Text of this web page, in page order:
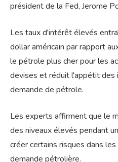
président de la Fed, Jerome
Les taux d'intérêt élevés
dollar américain par rapport
le pétrole plus cher pour les
devises et réduit l'appétit des
demande de pétrole.
Les experts affirment que le
des niveaux élevés pendant
créer certains risques dans
demande pétrolière.